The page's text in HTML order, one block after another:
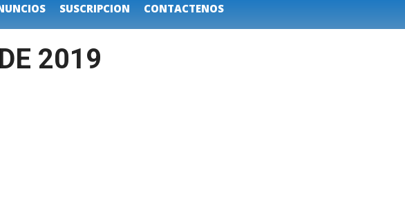
SUSCRIPCION CONTACTENOS
2019